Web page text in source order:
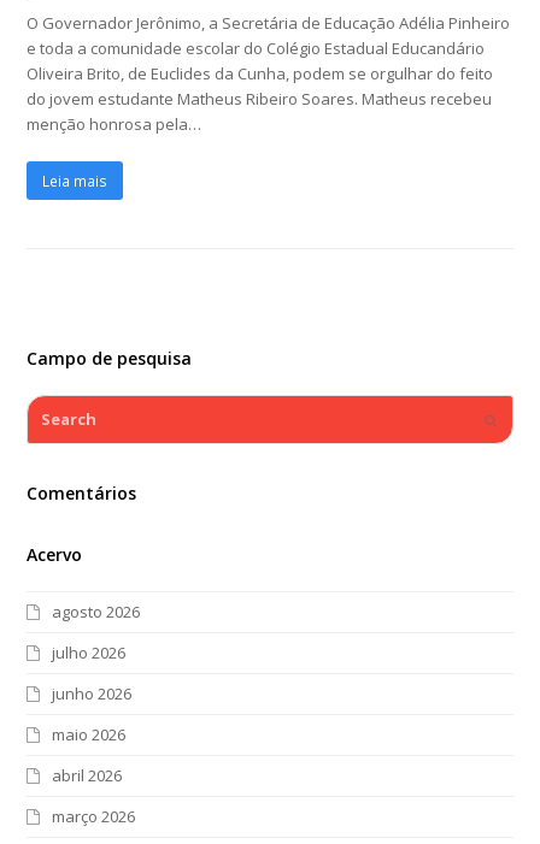
O Governador Jerônimo, a Secretária de Educação Adélia Pinheiro
e toda a comunidade escolar do Colégio Estadual Educandário
Oliveira Brito, de Euclides da Cunha, podem se orgulhar do feito
do jovem estudante Matheus Ribeiro Soares. Matheus recebeu
menção honrosa pela…
Leia mais
Campo de pesquisa
Search
Comentários
Acervo
agosto 2026
julho 2026
junho 2026
maio 2026
abril 2026
março 2026